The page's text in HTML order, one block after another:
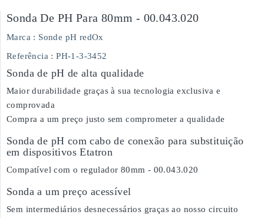
Sonda De PH Para 80mm - 00.043.020
Marca : Sonde pH redOx
Referência : PH-1-3-3452
Sonda de pH de alta qualidade
Maior durabilidade graças à sua tecnologia exclusiva e
comprovada
Compra a um preço justo sem comprometer a qualidade
Sonda de pH com cabo de conexão para substituição
em dispositivos Etatron
Compatível com o regulador 80mm - 00.043.020
Sonda a um preço acessível
Sem intermediários desnecessários graças ao nosso circuito